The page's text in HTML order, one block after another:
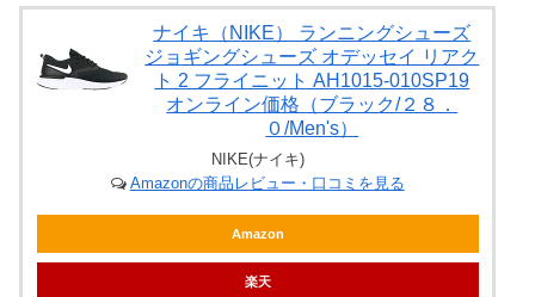
ナイキ（NIKE） ランニングシューズ
ジョギングシューズ オデッセイ リアク
ト 2 フライニット AH1015-010SP19
オンライン価格（ブラック/２８．
０/Men's）
NIKE(ナイキ)
Amazonの商品レビュー・口コミを見る
Amazon
楽天